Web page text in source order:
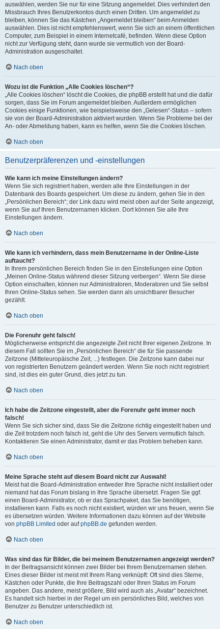
auswählen, werden Sie nur für eine Sitzung angemeldet. Dies verhindert den
Missbrauch Ihres Benutzerkontos durch einen Dritten. Um angemeldet zu
bleiben, können Sie das Kästchen „Angemeldet bleiben“ beim Anmelden
auswählen. Dies ist nicht empfehlenswert, wenn Sie sich an einem öffentlichen
Computer, zum Beispiel in einem Internetcafé, befinden. Wenn diese Option
nicht zur Verfügung steht, dann wurde sie vermutlich von der Board-
Administration ausgeschaltet.
Nach oben
Wozu ist die Funktion „Alle Cookies löschen“?
„Alle Cookies löschen“ löscht die Cookies, die phpBB erstellt hat und die dafür
sorgen, dass Sie im Forum angemeldet bleiben. Außerdem ermöglichen
Cookies einige Funktionen, wie beispielsweise den „Gelesen“-Status – sofern
sie von der Board-Administration aktiviert wurden. Wenn Sie Probleme bei der
An- oder Abmeldung haben, kann es helfen, wenn Sie die Cookies löschen.
Nach oben
Benutzerpräferenzen und -einstellungen
Wie kann ich meine Einstellungen ändern?
Wenn Sie sich registriert haben, werden alle Ihre Einstellungen in der
Datenbank des Boards gespeichert. Um diese zu ändern, gehen Sie in den
„Persönlichen Bereich“; der Link dazu wird meist oben auf der Seite angezeigt,
wenn Sie auf Ihren Benutzernamen klicken. Dort können Sie alle Ihre
Einstellungen ändern.
Nach oben
Wie kann ich verhindern, dass mein Benutzername in der Online-Liste
auftaucht?
In Ihrem persönlichen Bereich finden Sie in den Einstellungen eine Option
„Meinen Online-Status während dieser Sitzung verbergen“. Wenn Sie diese
Option einschalten, können nur Administratoren, Moderatoren und Sie selbst
Ihren Online-Status sehen. Sie werden dann als unsichtbarer Besucher
gezählt.
Nach oben
Die Forenuhr geht falsch!
Möglicherweise entspricht die angezeigte Zeit nicht Ihrer eigenen Zeitzone. In
diesem Fall sollten Sie im „Persönlichen Bereich“ die für Sie passende
Zeitzone (Mitteleuropäische Zeit, ...) festlegen. Die Zeitzone kann dabei nur
von registrierten Benutzern geändert werden. Wenn Sie noch nicht registriert
sind, ist dies ein guter Grund, dies jetzt zu tun.
Nach oben
Ich habe die Zeitzone eingestellt, aber die Forenuhr geht immer noch
falsch!
Wenn Sie sich sicher sind, dass Sie die Zeitzone richtig eingestellt haben und
die Zeit trotzdem noch falsch ist, geht die Uhr des Servers vermutlich falsch.
Kontaktieren Sie einen Administrator, damit er das Problem beheben kann.
Nach oben
Meine Sprache steht auf diesem Board nicht zur Auswahl!
Meist hat die Board-Administration entweder Ihre Sprache nicht installiert oder
niemand hat das Forum bislang in Ihre Sprache übersetzt. Fragen Sie ggf.
einen Board-Administrator, ob er das Sprachpaket, das Sie benötigen,
installieren kann. Falls es noch nicht existiert, würden wir uns freuen, wenn Sie
es übersetzen würden. Weitere Informationen dazu können auf der Website
von phpBB Limited oder aufphpBB.de gefunden werden.
Nach oben
Was sind das für Bilder, die bei meinem Benutzernamen angezeigt werden?
In der Beitragsansicht können zwei Bilder bei Ihrem Benutzernamen stehen.
Eines dieser Bilder ist meist mit Ihrem Rang verknüpft: Oft sind dies Sterne,
Kästchen oder Punkte, die Ihre Beitragszahl oder Ihren Status im Forum
angeben. Das andere, meist größere, Bild wird auch als „Avatar“ bezeichnet.
Es handelt sich hierbei in der Regel um ein persönliches Bild, welches von
Benutzer zu Benutzer unterschiedlich ist.
Nach oben